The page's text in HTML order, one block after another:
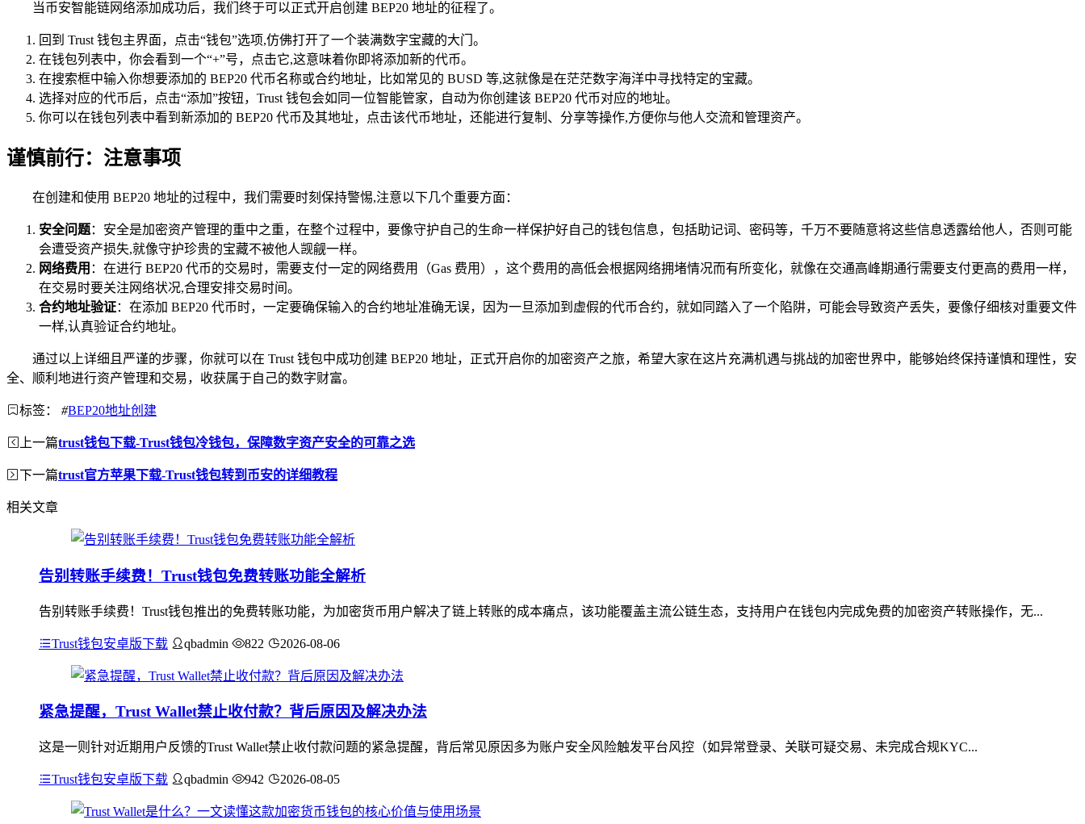
当币安智能链网络添加成功后，我们终于可以正式开启创建 BEP20 地址的征程了。
回到 Trust 钱包主界面，点击“钱包”选项,仿佛打开了一个装满数字宝藏的大门。
在钱包列表中，你会看到一个“+”号，点击它,这意味着你即将添加新的代币。
在搜索框中输入你想要添加的 BEP20 代币名称或合约地址，比如常见的 BUSD 等,这就像是在茫茫数字海洋中寻找特定的宝藏。
选择对应的代币后，点击“添加”按钮，Trust 钱包会如同一位智能管家，自动为你创建该 BEP20 代币对应的地址。
你可以在钱包列表中看到新添加的 BEP20 代币及其地址，点击该代币地址，还能进行复制、分享等操作,方便你与他人交流和管理资产。
谨慎前行：注意事项
在创建和使用 BEP20 地址的过程中，我们需要时刻保持警惕,注意以下几个重要方面：
安全问题：安全是加密资产管理的重中之重，在整个过程中，要像守护自己的生命一样保护好自己的钱包信息，包括助记词、密码等，千万不要随意将这些信息透露给他人，否则可能
会遭受资产损失,就像守护珍贵的宝藏不被他人觊觎一样。
网络费用 ：在进行 BEP20 代币的交易时，需要支付一定的网络费用（Gas 费用），这个费用的高低会根据网络拥堵情况而有所变化，就像在交通高峰期通行需要支付更高的费用一样，
在交易时要关注网络状况,合理安排交易时间。
合约地址验证：在添加 BEP20 代币时，一定要确保输入的合约地址准确无误，因为一旦添加到虚假的代币合约，就如同踏入了一个陷阱，可能会导致资产丢失，要像仔细核对重要文件
一样,认真验证合约地址。
通过以上详细且严谨的步骤，你就可以在 Trust 钱包中成功创建 BEP20 地址，正式开启你的加密资产之旅，希望大家在这片充满机遇与挑战的加密世界中，能够始终保持谨慎和理性，安
全、顺利地进行资产管理和交易，收获属于自己的数字财富。
标签： #BEP20地址创建
上一篇trust钱包下载-Trust钱包冷钱包，保障数字资产安全的可靠之选
下一篇trust官方苹果下载-Trust钱包转到币安的详细教程
相关文章
告别转账手续费！Trust钱包免费转账功能全解析
告别转账手续费！Trust钱包推出的免费转账功能，为加密货币用户解决了链上转账的成本痛点，该功能覆盖主流公链生态，支持用户在钱包内完成免费的加密资产转账操作，无...
Trust钱包安卓版下载 qbadmin 822 2026-08-06
紧急提醒，Trust Wallet禁止收付款？背后原因及解决办法
这是一则针对近期用户反馈的Trust Wallet禁止收付款问题的紧急提醒，背后常见原因多为账户安全风险触发平台风控（如异常登录、关联可疑交易、未完成合规KYC...
Trust钱包安卓版下载 qbadmin 942 2026-08-05